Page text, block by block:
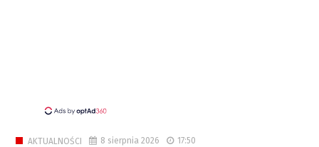
AKTUALNOŚCI 8 sierpnia 2026 17:50